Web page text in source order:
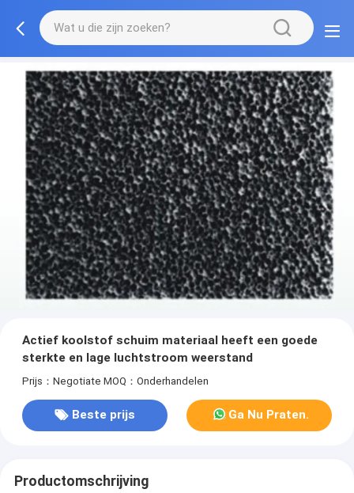
Actief koolstof schuim materiaal heeft een goede
sterkte en lage luchtstroom weerstand
Prijs：Negotiate MOQ：Onderhandelen
Beste prijs Ga Nu Praten.
Productomschrijving